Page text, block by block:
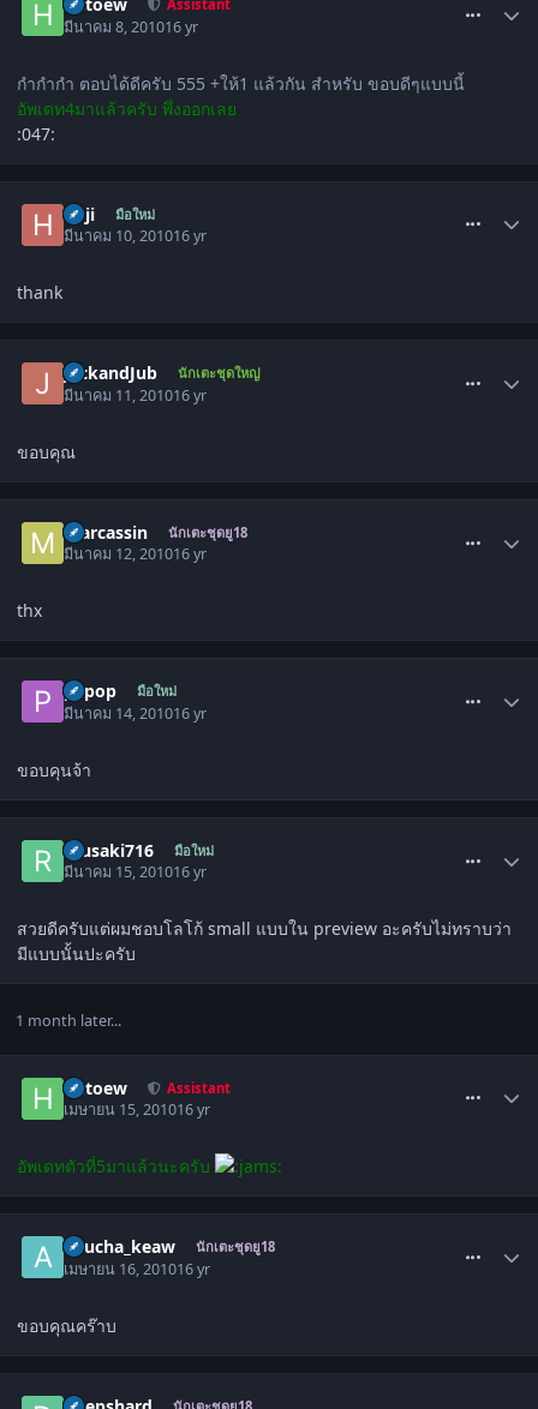
Assistant
มีนาคม 8, 201016 yr
กำกำกำ ตอบได้ดีครับ 555 +ให้1 แล้วกัน สำหรับ ขอบดีๆแบบนี้
อัพเดท4มาแล้วครับ พึ่งออกเลย
:047:
hoji มือใหม่
มีนาคม 10, 201016 yr
thank
JackandJub นักเตะชุดใหญ่
มีนาคม 11, 201016 yr
ขอบคุณ
marcassin นักเตะชุดยู18
มีนาคม 12, 201016 yr
thx
pepop มือใหม่
มีนาคม 14, 201016 yr
ขอบคุนจ้า
ryusaki716 มือใหม่
มีนาคม 15, 201016 yr
สวยดีครับแต่ผมชอบโลโก้ small แบบใน preview อะครับไม่ทราบว่า
มีแบบนั้นปะครับ
1 month later...
hutoew Assistant
เมษายน 15, 201016 yr
อัพเดทตัวที่5มาแล้วนะครับ
anucha_keaw นักเตะชุดยู18
เมษายน 16, 201016 yr
ขอบคุณคร๊าบ